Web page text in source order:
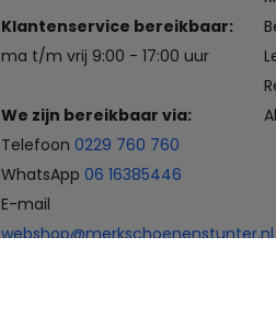
Klantenservice bereikbaar:
ma t/m vrij 9:00 - 17:00 uur
We zijn bereikbaar via:
Telefoon 0229 760 760
WhatsApp 06 16385446
E-mail
webshop@merkschoenenstunter.nl